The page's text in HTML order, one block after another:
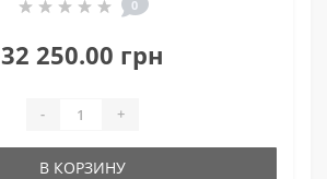
0
32 250.00 грн
- +
В КОРЗИНУ